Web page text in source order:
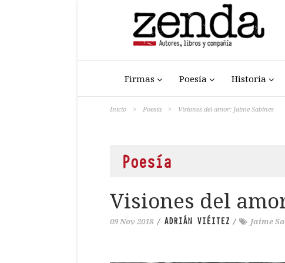
Firmas Poesía Historia
Inicio > Poesía > Visiones del amor: Jaime Sabines
Poesía
Visiones del
09 Nov 2018 / ADRIÁN VIÉITEZ / Jaime